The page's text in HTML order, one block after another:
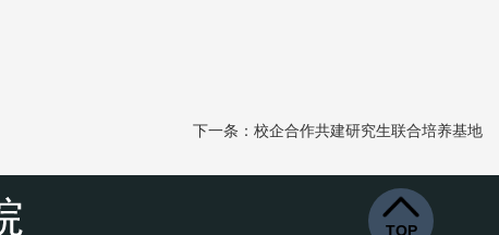
下一条：校企合作共建研究生联合培养基地
TOP